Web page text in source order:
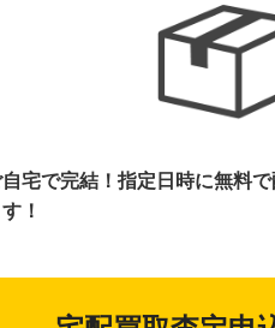
自宅で完結！指定日時に無料
！